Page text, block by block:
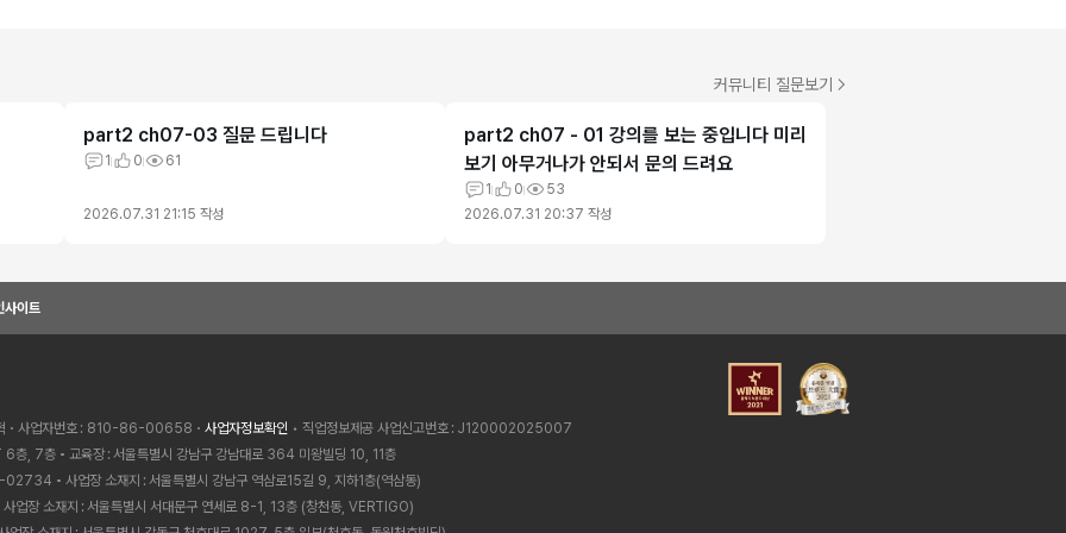
커뮤니티 질문보기
part2 ch07-03 질문 드립니다
1 0 61
2026.07.31 21:15 작성
part2 ch07 - 01 강의를 보는 중입니다 미리
보기 아무거나가 안되서 문의 드려요
1 0
53
2026.07.31 20:37 작성
사이트
사업자번호 810-86-00658 사업자정보확인 • 직업정보제공 사업신고번호 J120002025007
6층, 7층
교육장 서울특별시 강남구 강남대로 364 미왕빌딩 10, 11층
02734
사업장 소재지 서울특별시 강남구 역삼로15길 9, 지하1층(역삼동)
사업장 소재지 서울특별시 서대문구 연세로 8-1, 13층 (창천동, VERTIGO)